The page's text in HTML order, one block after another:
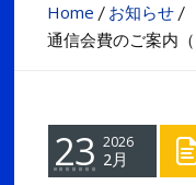
Home / お知らせ /
通信会費のご案内
23 2026
2月